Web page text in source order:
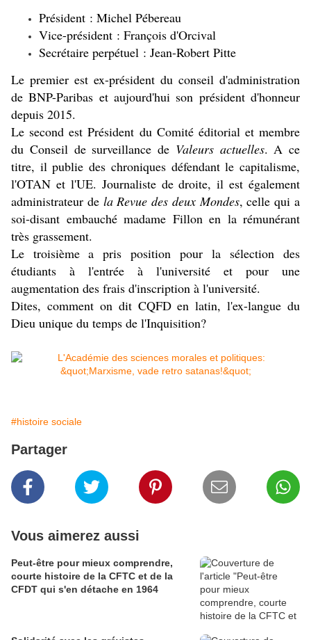
Président : Michel Pébereau
Vice-président : François d'Orcival
Secrétaire perpétuel : Jean-Robert Pitte
Le premier est ex-président du conseil d'administration
de BNP-Paribas et aujourd'hui son président d'honneur
depuis 2015.
Le second est Président du Comité éditorial et membre
du Conseil de surveillance de Valeurs actuelles. A ce
titre, il publie des chroniques défendant le capitalisme,
l'OTAN et l'UE. Journaliste de droite, il est également
administrateur de la Revue des deux Mondes, celle qui a
soi-disant embauché madame Fillon en la rémunérant
très grassement.
Le troisième a pris position pour la sélection des
étudiants à l'entrée à l'université et pour une
augmentation des frais d'inscription à l'université.
Dites, comment on dit CQFD en latin, l'ex-langue du
Dieu unique du temps de l'Inquisition?
#histoire sociale
Partager
Vous aimerez aussi
Peut-être pour mieux comprendre,
courte histoire de la CFTC et de la
CFDT qui s'en détache en 1964